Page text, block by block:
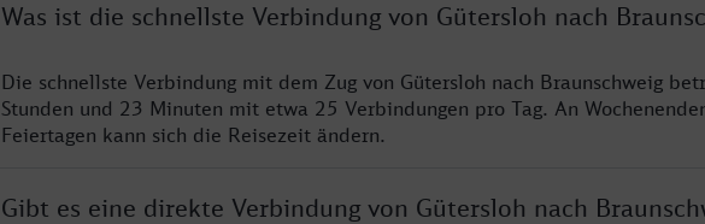
Was ist die schnellste Verbindung von Gütersloh nach
Die schnellste Verbindung mit dem Zug von Gütersloh nach Braunschweig
Stunden und 23 Minuten mit etwa 25 Verbindungen pro Tag. An
Feiertagen kann sich die Reisezeit ändern.
Gibt es eine direkte Verbindung von Gütersloh nach